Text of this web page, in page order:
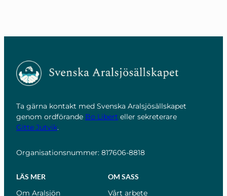
Ta gärna kontakt med Svenska Aralsjösällskapet
genom ordförande Bo Libert eller sekreterare
Gitte Jutvik.
Organisationsnummer: 817606-8818
LÄS MER
Om Aralsjön
OM SASS
Vårt arbete